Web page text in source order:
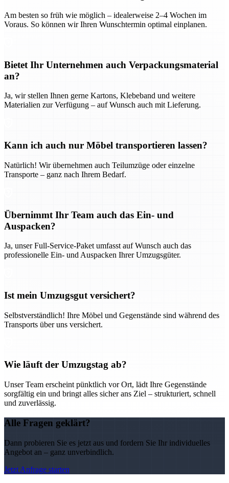
Am besten so früh wie möglich – idealerweise 2–4 Wochen im
Voraus. So können wir Ihren Wunschtermin optimal einplanen.
Bietet Ihr Unternehmen auch Verpackungsmaterial
an?
Ja, wir stellen Ihnen gerne Kartons, Klebeband und weitere
Materialien zur Verfügung – auf Wunsch auch mit Lieferung.
Kann ich auch nur Möbel transportieren lassen?
Natürlich! Wir übernehmen auch Teilumzüge oder einzelne
Transporte – ganz nach Ihrem Bedarf.
Übernimmt Ihr Team auch das Ein- und
Auspacken?
Ja, unser Full-Service-Paket umfasst auf Wunsch auch das
professionelle Ein- und Auspacken Ihrer Umzugsgüter.
Ist mein Umzugsgut versichert?
Selbstverständlich! Ihre Möbel und Gegenstände sind während des
Transports über uns versichert.
Wie läuft der Umzugstag ab?
Unser Team erscheint pünktlich vor Ort, lädt Ihre Gegenstände
sorgfältig ein und bringt alles sicher ans Ziel – strukturiert, schnell
und zuverlässig.
Alle Fragen geklärt?
Dann probieren Sie es jetzt aus und fordern Sie Ihr individuelles
Angebot an – ganz unverbindlich.
Jetzt Anfrage starten